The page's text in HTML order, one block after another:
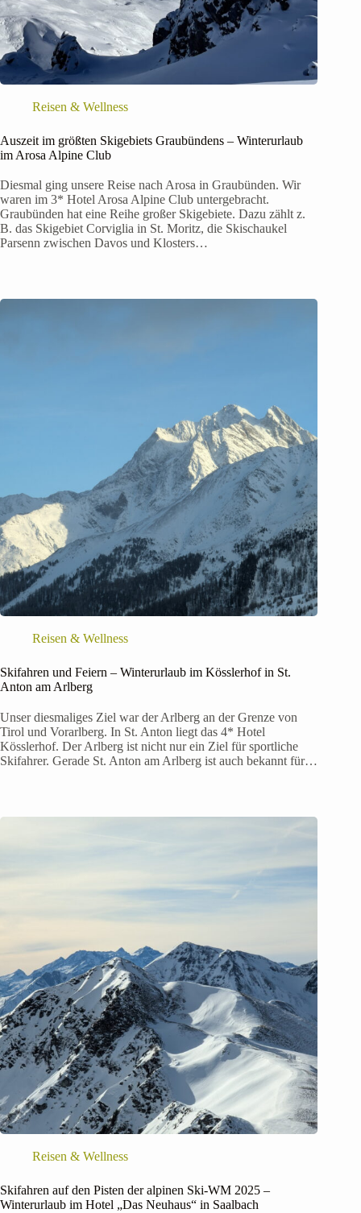
Reisen & Wellness
Auszeit im größten Skigebiets Graubündens – Winterurlaub
im Arosa Alpine Club
Diesmal ging unsere Reise nach Arosa in Graubünden. Wir
waren im 3* Hotel Arosa Alpine Club untergebracht.
Graubünden hat eine Reihe großer Skigebiete. Dazu zählt z.
B. das Skigebiet Corviglia in St. Moritz, die Skischaukel
Parsenn zwischen Davos und Klosters…
Reisen & Wellness
Skifahren und Feiern – Winterurlaub im Kösslerhof in St.
Anton am Arlberg
Unser diesmaliges Ziel war der Arlberg an der Grenze von
Tirol und Vorarlberg. In St. Anton liegt das 4* Hotel
Kösslerhof. Der Arlberg ist nicht nur ein Ziel für sportliche
Skifahrer. Gerade St. Anton am Arlberg ist auch bekannt für…
Reisen & Wellness
Skifahren auf den Pisten der alpinen Ski-WM 2025 –
Winterurlaub im Hotel „Das Neuhaus“ in Saalbach